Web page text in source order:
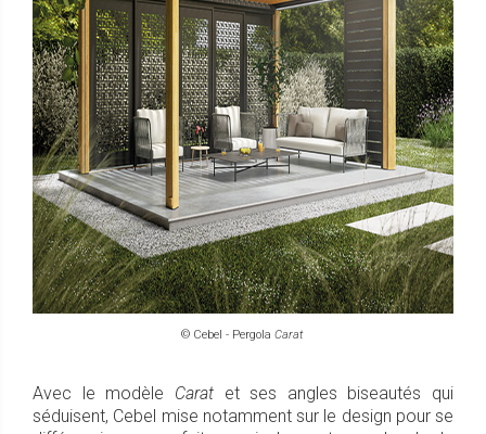
© Cebel - Pergola Carat
Avec le modèle Caratet ses angles biseautés qui
séduisent, Cebel mise notamment sur le design pour se